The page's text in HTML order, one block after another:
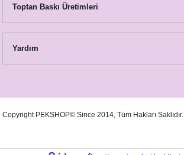
Toptan Baskı Üretimleri
Yardım
Copyright PEKSHOP© Since 2014, Tüm Hakları Saklıdır.